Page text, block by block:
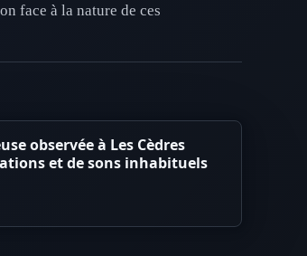
face à la nature de ces
observée à Les Cèdres
et de sons inhabituels